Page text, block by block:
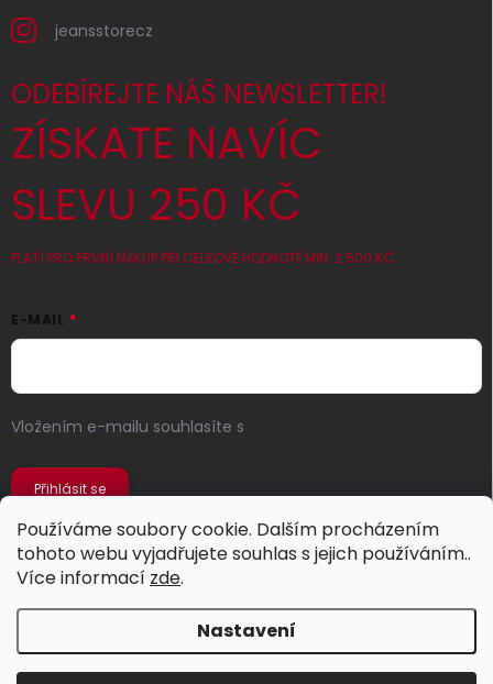
Používáme soubory cookie. Dalším procházením
tohoto webu vyjadřujete souhlas s jejich používáním..
Více informací zde.
Nastavení
jeansstorecz
ODEBÍREJTE NÁŠ NEWSLETTER!
ZÍSKATE NAVÍC
SLEVU 250 KČ
PLATÍ PRO PRVNÍ NÁKUP PŘI CELKOVÉ HODNOTĚ MIN. 2 500 KČ
E-MAIL
Vložením e-mailu souhlasíte s
Přihlásit se